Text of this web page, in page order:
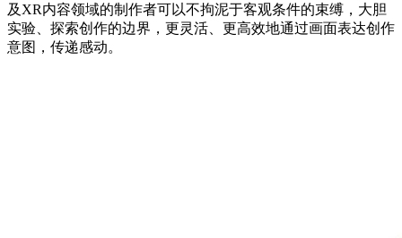
及XR内容领域的制作者可以不拘泥于客观条件的束缚，大胆
实验、探索创作的边界，更灵活、更高效地通过画面表达创作
意图，传递感动。